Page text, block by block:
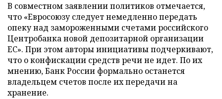
В совместном заявлении политиков отмечается,
что «Евросоюзу следует немедленно передать
опеку над замороженными счетами российского
Центробанка новой депозитарной организации
ЕС». При этом авторы инициативы подчеркивают,
что о конфискации средств речи не идет. По их
мнению, Банк России формально останется
владельцем счетов после их передачи на
хранение.